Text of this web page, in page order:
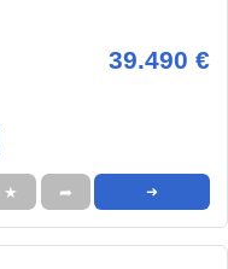
39.490 €
★ ➦ ➜